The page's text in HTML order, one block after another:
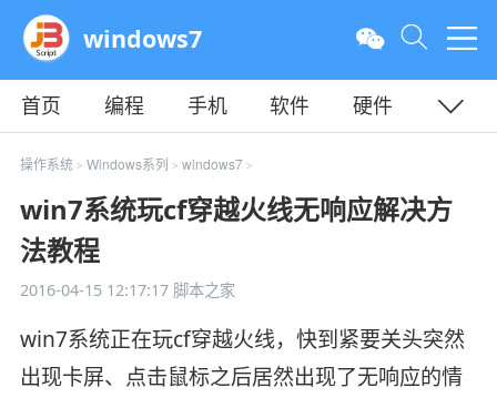
windows7
首页 编程 手机 软件
硬件
教程
平面 服务器
操作系统> Windows系列 > windows7 >
win7系统玩cf穿越火线无响应解决方
法教程
2016-04-15 12:17:17脚本之家
win7系统正在玩cf穿越火线，快到紧要关头突然
出现卡屏、点击鼠标之后居然出现了无响应的情